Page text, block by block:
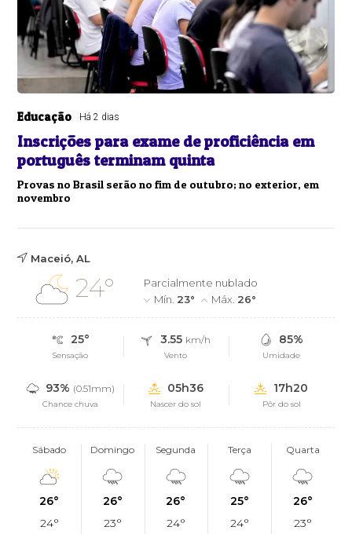
Educação Há 2 dias
Inscrições para exame de proficiência em
português terminam quinta
Provas no Brasil serão no fim de outubro; no exterior, em
novembro
Maceió, AL
24°
Parcialmente nublado
Mín. 23° Máx. 26°
25°
Sensação
3.55 km/h
Vento
85%
Umidade
93% (0.51mm)
Chance chuva
05h36
Nascer do sol
17h20
Pôr do sol
Sábado
26°
24°
Domingo
26°
23°
Segunda
26°
24°
Terça
25°
24°
Quarta
26°
23°